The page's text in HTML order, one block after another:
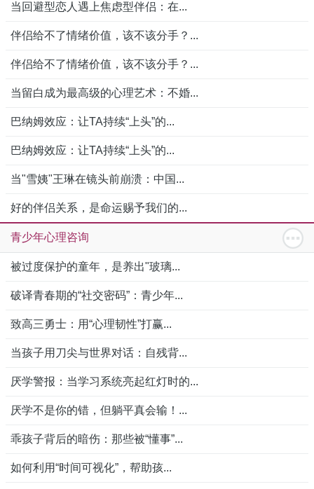
当回避型恋人遇上焦虑型伴侣：在...
伴侣给不了情绪价值，该不该分手？...
伴侣给不了情绪价值，该不该分手？...
当留白成为最高级的心理艺术：不婚...
巴纳姆效应：让TA持续“上头”的...
巴纳姆效应：让TA持续“上头”的...
当"雪姨"王琳在镜头前崩溃：中国...
好的伴侣关系，是命运赐予我们的...
青少年心理咨询
被过度保护的童年，是养出"玻璃...
破译青春期的“社交密码”：青少年...
致高三勇士：用“心理韧性”打赢...
当孩子用刀尖与世界对话：自残背...
厌学警报：当学习系统亮起红灯时的...
厌学不是你的错，但躺平真会输！...
乖孩子背后的暗伤：那些被“懂事”...
如何利用“时间可视化”，帮助孩...